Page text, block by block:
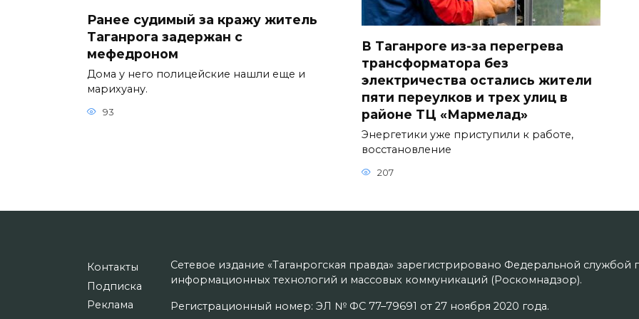
Ранее судимый за кражу житель
Таганрога задержан с
мефедроном
Дома у него полицейские нашли еще и
марихуану.
93
В Таганроге из-за перегрева
трансформатора без
электричества остались жители
пяти переулков и трех улиц в
районе ТЦ «Мармелад»
Энергетики уже приступили к работе,
восстановление
207
Контакты
Подписка
Реклама
Сетевое издание «Таганрогская правда» зарегистрировано Федеральной службой
информационных технологий и массовых коммуникаций (Роскомнадзор).
Регистрационный номер: ЭЛ № ФС 77–79691 от 27 ноября 2020 года.